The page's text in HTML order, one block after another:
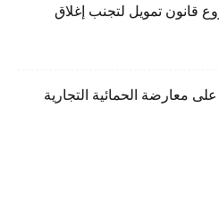
قانون تمويل لتجنب إغلاق
معارضة الحمائية التجارية